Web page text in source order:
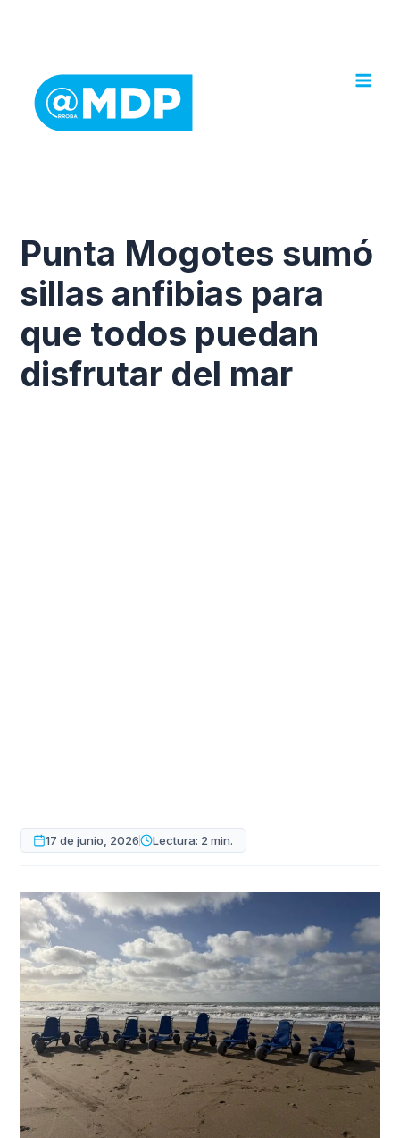
Punta Mogotes sumó
sillas anfibias para
que todos puedan
disfrutar del mar
17 de junio, 2026 Lectura: 2 min.